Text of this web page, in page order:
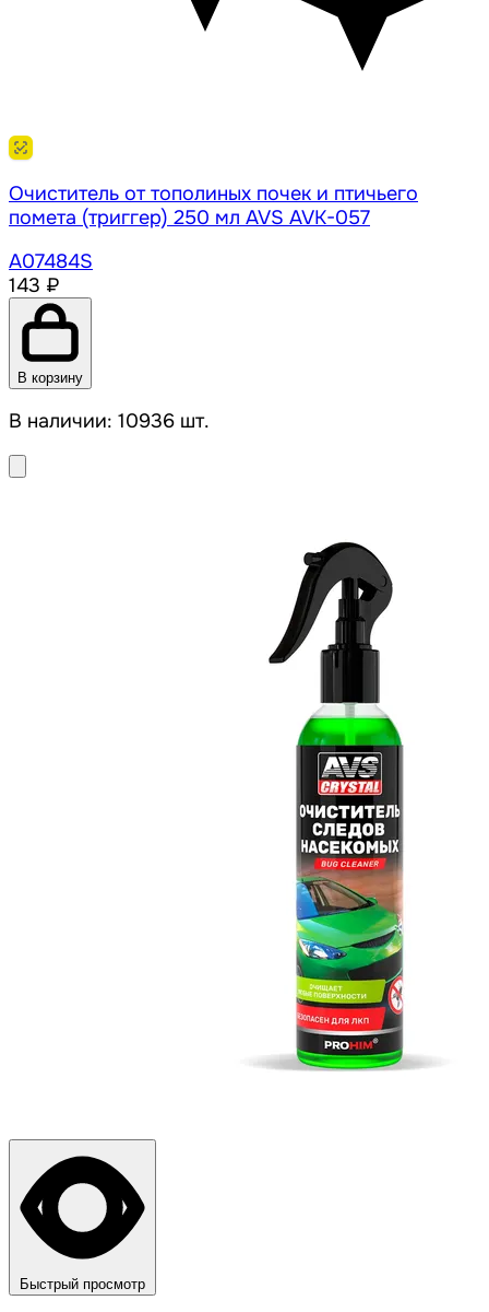
Очиститель от тополиных почек и птичьего
помета (триггер) 250 мл AVS AVK-057
A07484S
143 ₽
В корзину
В наличии: 10936 шт.
Быстрый просмотр